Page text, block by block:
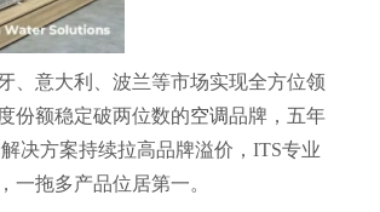
、意大利、波兰等市场实现全方位领
份额稳定破两位数的空调品牌，五年
决方案持续拉高品牌溢价，ITS专业
一拖多产品位居第一。